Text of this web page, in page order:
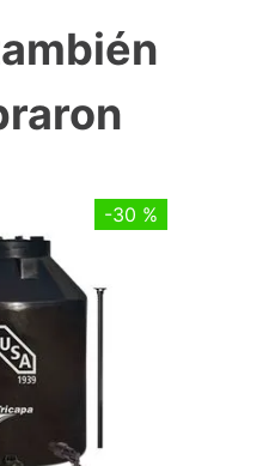
-30 %